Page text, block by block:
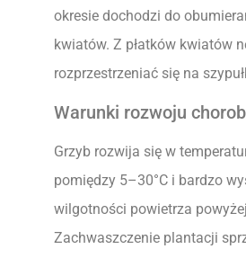
okresie dochodzi do
kwiatów. Z płatków kwiatów
rozprzestrzeniać się na
Warunki rozwoju
Grzyb rozwija się w
pomiędzy 5–30°C i bardzo
wilgotności powietrza
Zachwaszczenie plantacji